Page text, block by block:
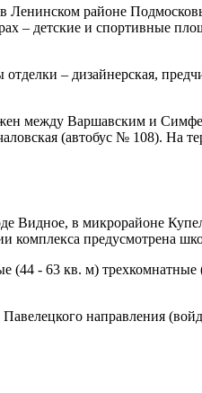
районе
– детские и спортивные
– дизайнерская,
между Варшавским и
(автобус № 108). На
Видное, в микрорайоне
предусмотрена
(44 - 63 кв. м)
направления